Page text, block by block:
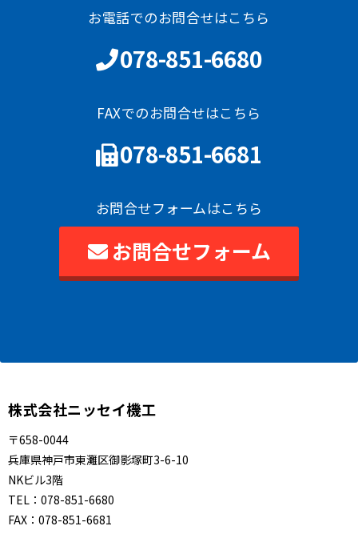
お電話でのお問合せはこちら
078-851-6680
FAXでのお問合せはこちら
078-851-6681
お問合せフォームはこちら
お問合せフォーム
株式会社ニッセイ機工
〒658-0044
兵庫県神戸市東灘区御影塚町3-6-10
NKビル3階
TEL： 078-851-6680
FAX： 078-851-6681